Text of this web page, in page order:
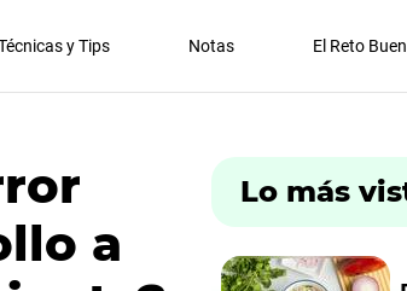
y Tips Notas El Reto
a
Lo más